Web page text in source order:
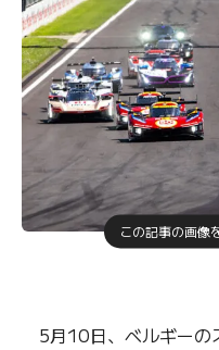
この記事の画像
5月10日、ベルギーの